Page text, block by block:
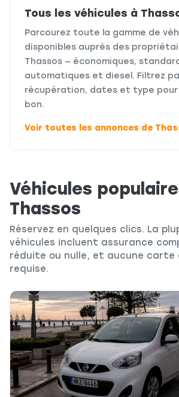
Tous les véhicules à
Parcourez toute la gamme de
disponibles auprès des
Thassos — économiques,
automatiques et diesel. Filtrez
récupération, dates et type pour
bon.
Voir toutes les annonces de
Véhicules
Thassos
Réservez en quelques clics. La
véhicules incluent assurance
réduite ou nulle, et aucune carte
requise.